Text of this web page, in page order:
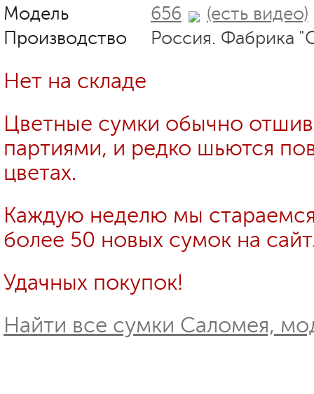
Модель
656
(есть видео)
Производство
Россия. Фабрика
Нет на складе
Цветные сумки обычно
партиями, и редко шьются
цветах.
Каждую неделю мы
более 50 новых сумок на
Удачных покупок!
Найти все сумки Саломея,